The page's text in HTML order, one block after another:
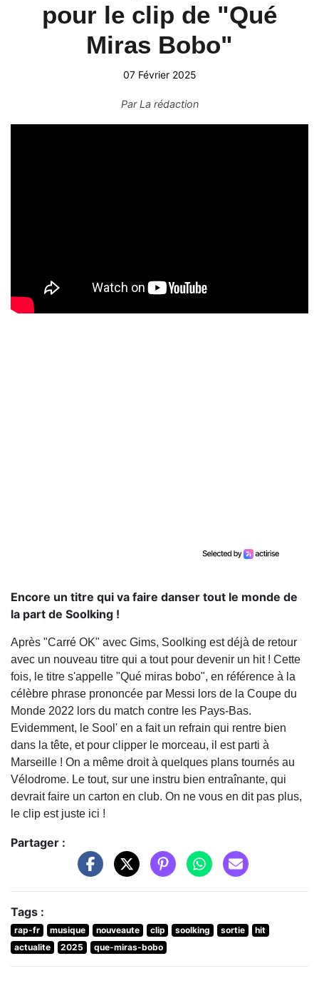
pour le clip de "Qué
Miras Bobo"
07 Février 2025
ParLa rédaction
Encore un titre qui va faire danser tout le monde de
la part de Soolking !
Après "Carré OK" avec Gims, Soolking est déjà de retour
avec un nouveau titre qui a tout pour devenir un hit ! Cette
fois, le titre s'appelle "Qué miras bobo", en référence à la
célèbre phrase prononcée par Messi lors de la Coupe du
Monde 2022 lors du match contre les Pays-Bas.
Evidemment, le Sool' en a fait un refrain qui rentre bien
dans la tête, et pour clipper le morceau, il est parti à
Marseille ! On a même droit à quelques plans tournés au
Vélodrome. Le tout, sur une instru bien entraînante, qui
devrait faire un carton en club. On ne vous en dit pas plus,
le clip est juste ici !
Partager :
Tags :
rap-fr musique nouveaute clip soolking sortie
hit
actualite
2025 que-miras-bobo